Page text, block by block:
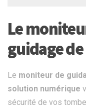
Le
guidage
Le moniteur de
solution numérique
sécurité de vos